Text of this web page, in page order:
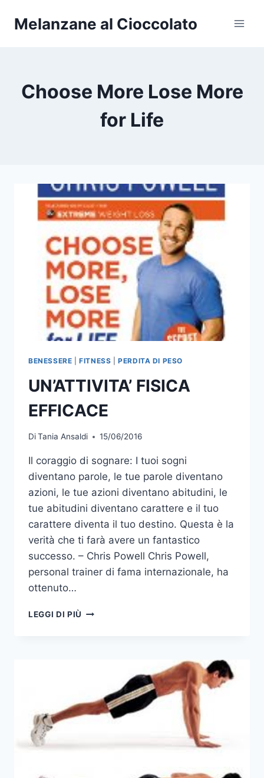
Melanzane al Cioccolato
Choose More Lose More
for Life
BENESSERE |FITNESS |PERDITA DI PESO
UN’ATTIVITA’ FISICA
EFFICACE
DiTania Ansaldi 15/06/2016
Il coraggio di sognare: I tuoi sogni
diventano parole, le tue parole diventano
azioni, le tue azioni diventano abitudini, le
tue abitudini diventano carattere e il tuo
carattere diventa il tuo destino. Questa è la
verità che ti farà avere un fantastico
successo. – Chris Powell Chris Powell,
personal trainer di fama internazionale, ha
ottenuto…
LEGGI DI PIÙ UN’ATTIVITA’